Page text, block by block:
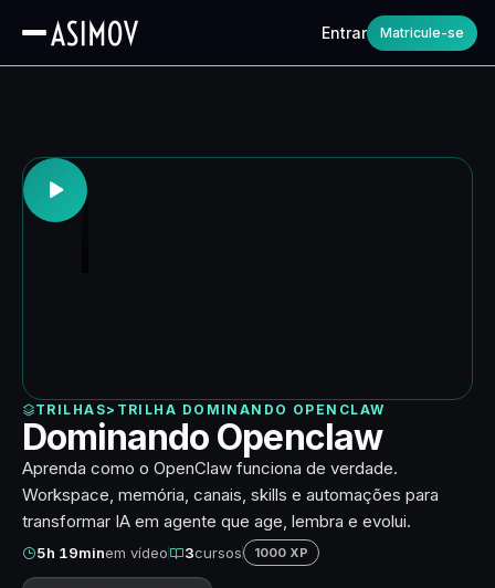
Entrar Matricule-se
TRILHAS> TRILHA DOMINANDO OPENCLAW
Dominando Openclaw
Aprenda como o OpenClaw funciona de verdade.
Workspace, memória, canais, skills e automações para
transformar IA em agente que age, lembra e evolui.
5h 19minem vídeo 3cursos 1000 XP